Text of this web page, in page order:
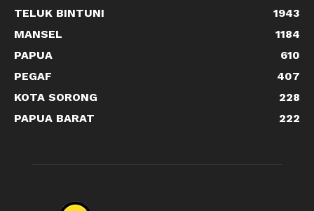
TELUK BINTUNI
1943
MANSEL
1184
PAPUA
610
PEGAF
407
KOTA SORONG
228
PAPUA BARAT
222